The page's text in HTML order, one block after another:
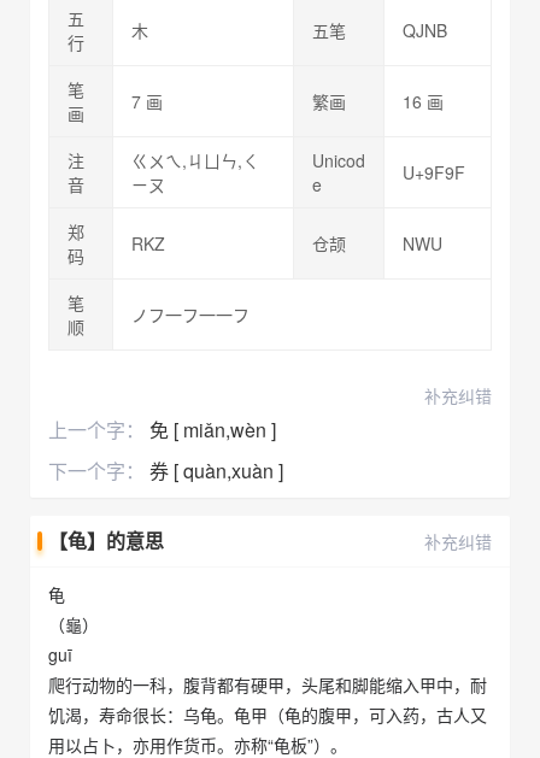
五
行
木 五笔 QJNB
笔
画
7 画 繁画 16 画
注
音
ㄍㄨㄟ,ㄐㄩㄣ,ㄑ
ㄧㄡ
Unicod
e
U+9F9F
郑
码
RKZ 仓颉 NWU
笔
顺
ノフ一フ一一フ
补充纠错
上一个字：
免 [ miǎn,wèn ]
下一个字：
券 [ quàn,xuàn ]
【龟】的意思 补充纠错
龟
（龜）
guī
爬行动物的一科，腹背都有硬甲，头尾和脚能缩入甲中，耐
饥渴，寿命很长：乌龟。龟甲（龟的腹甲，可入药，古人又
用以占卜，亦用作货币。亦称“龟板”）。